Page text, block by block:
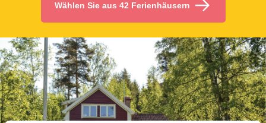
Wählen Sie aus 42 Ferienhäusern